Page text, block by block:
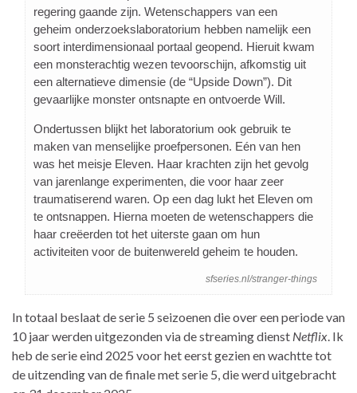
regering gaande zijn. Wetenschappers van een
geheim onderzoekslaboratorium hebben namelijk een
soort interdimensionaal portaal geopend. Hieruit kwam
een monsterachtig wezen tevoorschijn, afkomstig uit
een alternatieve dimensie (de “Upside Down”). Dit
gevaarlijke monster ontsnapte en ontvoerde Will.
Ondertussen blijkt het laboratorium ook gebruik te
maken van menselijke proefpersonen. Eén van hen
was het meisje Eleven. Haar krachten zijn het gevolg
van jarenlange experimenten, die voor haar zeer
traumatiserend waren. Op een dag lukt het Eleven om
te ontsnappen. Hierna moeten de wetenschappers die
haar creëerden tot het uiterste gaan om hun
activiteiten voor de buitenwereld geheim te houden.
sfseries.nl/stranger-things
In totaal beslaat de serie 5 seizoenen die over een periode van
10 jaar werden uitgezonden via de streaming dienst Netflix. Ik
heb de serie eind 2025 voor het eerst gezien en wachtte tot
de uitzending van de finale met serie 5, die werd uitgebracht